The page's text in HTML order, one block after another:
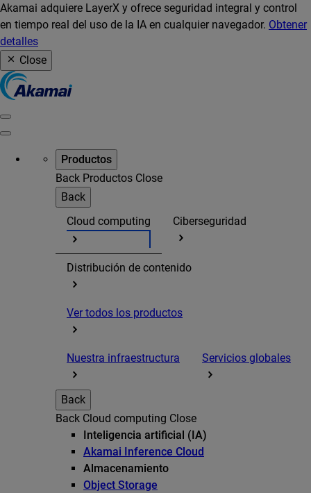
Akamai adquiere LayerX y ofrece seguridad integral y control
en tiempo real del uso de la IA en cualquier navegador. Obtener
detalles
Close
Productos
Back Productos Close
Back
Cloud computing
Ciberseguridad
Distribución de contenido
Ver todos los productos
Nuestra infraestructura Servicios globales
Back
Back Cloud computing Close
Inteligencia artificial (IA)
Akamai Inference Cloud
Almacenamiento
Object Storage